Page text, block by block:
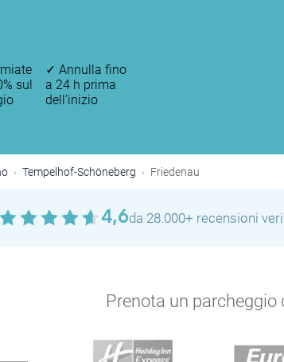
sul
✓ Annulla fino
a 24 h prima
dell’inizio
Tempelhof-Schöneberg Friedenau
4,6da 28.000+ recensioni
Prenota un